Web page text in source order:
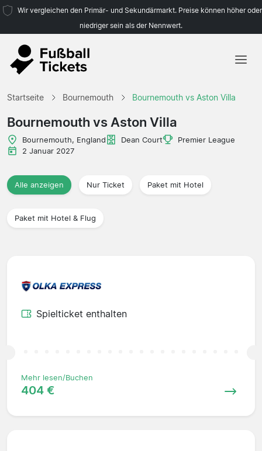
Wir vergleichen den Primär- und Sekundärmarkt. Preise können höher oder
niedriger sein als der Nennwert.
Startseite Bournemouth Bournemouth vs Aston Villa
Bournemouth vs Aston Villa
Bournemouth, England Dean Court
Premier League
2 Januar 2027
Alle anzeigen Nur Ticket Paket mit Hotel
Paket mit Hotel & Flug
Spielticket enthalten
Mehr lesen/Buchen
404 €